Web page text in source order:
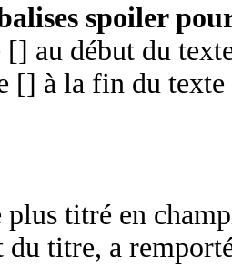
spoiler
[] au début du
[] à la fin du texte
titré en
du titre, a